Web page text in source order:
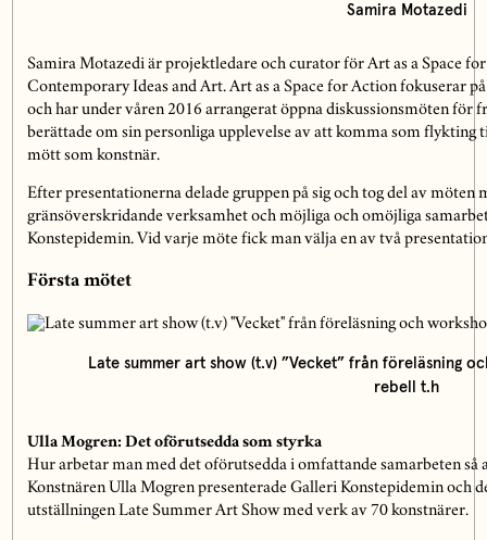
Samira Motazedi
Samira Motazedi är projektledare och curator för Art as a Space
Contemporary Ideas and Art. Art as a Space for Action fokuserar
och har under våren 2016 arrangerat öppna diskussionsmöten för
berättade om sin personliga upplevelse av att komma som flykting
mött som konstnär.
Efter presentationerna delade gruppen på sig och tog del av möten
gränsöverskridande verksamhet och möjliga och omöjliga
Konstepidemin. Vid varje möte fick man välja en av två
Första mötet
Late summer art show (t.v) ”Vecket” från föreläsning
rebell t.h
Ulla Mogren: Det oförutsedda som styrka
Hur arbetar man med det oförutsedda i omfattande samarbeten så
Konstnären Ulla Mogren presenterade Galleri Konstepidemin och
utställningen Late Summer Art Show med verk av 70 konstnärer.